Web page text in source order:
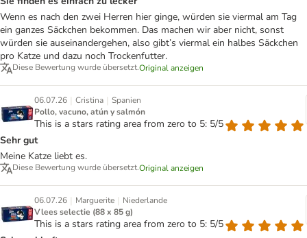
Wenn es nach den zwei Herren hier ginge, würden sie viermal am Tag
ein ganzes Säckchen bekommen. Das machen wir aber nicht, sonst
würden sie auseinandergehen, also gibt’s viermal ein halbes Säckchen
pro Katze und dazu noch Trockenfutter.
Diese Bewertung wurde übersetzt.Original anzeigen
06.07.26 | Cristina | Spanien
Pollo, vacuno, atún y salmón
This is a stars rating area from zero to 5: 5/5
Sehr gut
Meine Katze liebt es.
Diese Bewertung wurde übersetzt.Original anzeigen
06.07.26 | Marguerite | Niederlande
Vlees selectie (88 x 85 g)
This is a stars rating area from zero to 5: 5/5